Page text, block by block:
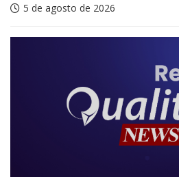
5 de agosto de 2026